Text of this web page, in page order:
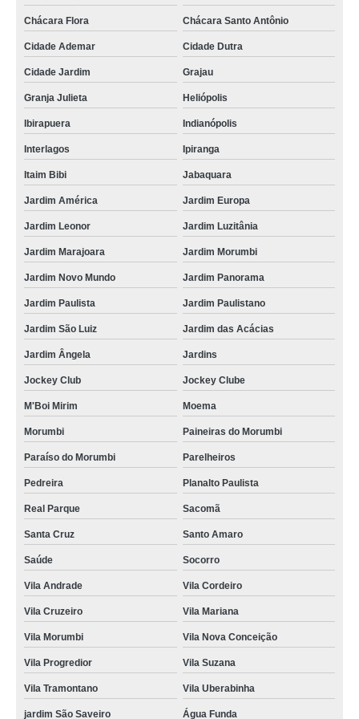
banner lona fosca Itaim Paulista
lojas de banner em lona para fachada Pompéia
lojas de banner em lona personalizada Marapoama
banner lona impressão digital Jardim Guarapiranga
lojas de banner de lona Parque Vila Prudente
banner de lona personalizado Barra Funda
orçamento de banner lona de vinil Sapopemba
banner de lona Nossa Senhora do Ó
banner de lona com ilhós Parque do Chaves
orçamento de banner em lona para fachada Campo Grande
banner lona com ilhós Freguesia do Ó
orçamento de banner lona com ilhós Sumaré
banner de lona com ilhós valor Itapevi
orçamento de banner lona fosca Vila Tramontano
banner lona fosca Hortolândia
lojas de banner lona de vinil Sapopemba
lojas de banner lona Jardim Ângela
banner de lona Pirapora do Bom Jesus
banner em lona personalizada Jardim Novo Mundo
banners de lona Itaim Bibi
orçamento de banner de lona com ilhós Pacaembu
lojas de banner de lona personalizado Santos
Chácara Flora Chácara Santo Antônio
Cidade Ademar Cidade Dutra
Cidade Jardim Grajau
Granja Julieta Heliópolis
Ibirapuera Indianópolis
Interlagos Ipiranga
Itaim Bibi Jabaquara
Jardim América Jardim Europa
Jardim Leonor Jardim Luzitânia
Jardim Marajoara Jardim Morumbi
Jardim Novo Mundo Jardim Panorama
Jardim Paulista Jardim Paulistano
Jardim São Luiz Jardim das Acácias
Jardim Ângela Jardins
Jockey Club Jockey Clube
M'Boi Mirim Moema
Morumbi Paineiras do Morumbi
Paraíso do Morumbi Parelheiros
Pedreira Planalto Paulista
Real Parque Sacomã
Santa Cruz Santo Amaro
Saúde Socorro
Vila Andrade Vila Cordeiro
Vila Cruzeiro Vila Mariana
Vila Morumbi Vila Nova Conceição
Vila Progredior Vila Suzana
Vila Tramontano Vila Uberabinha
jardim São Saveiro Água Funda